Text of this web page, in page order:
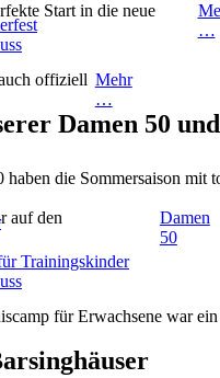
Start in die neue
…
offiziell Mehr
…
Damen 50 und
die Sommersaison mit
auf den
Damen
50
für Erwachsene war ein
Trainingskinder